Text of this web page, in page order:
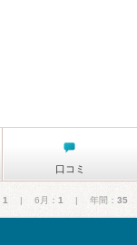
口コミ
1 | 6月： 1 | 年間： 35